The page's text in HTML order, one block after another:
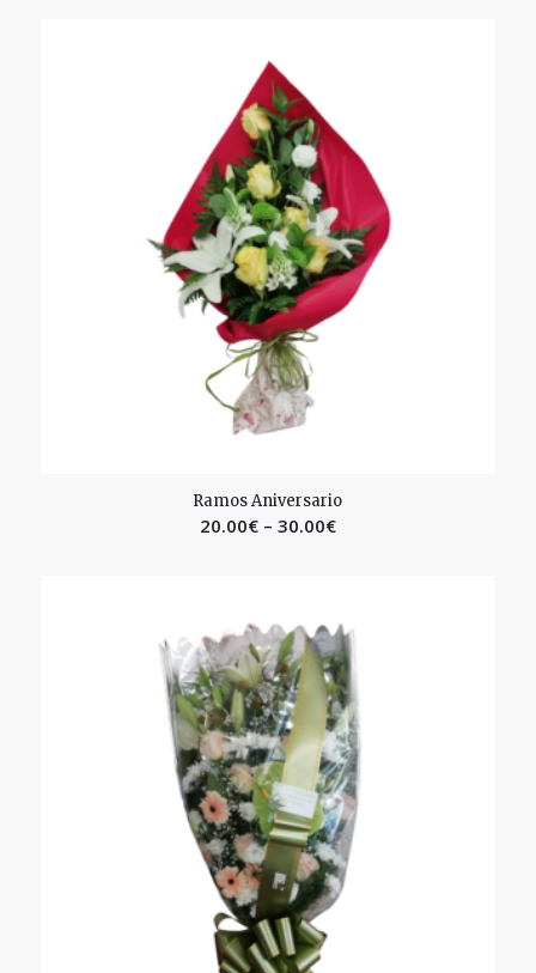
Ramos Aniversario
20.00€– 30.00€